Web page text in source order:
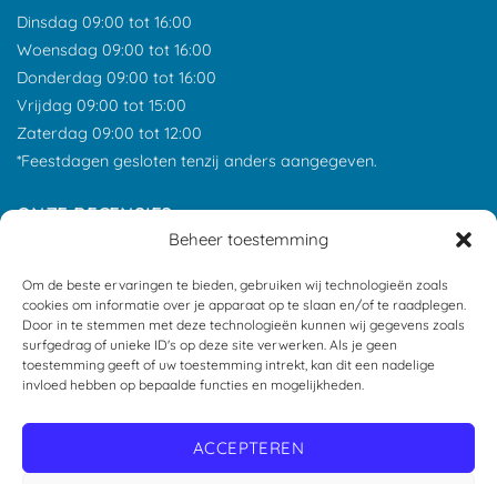
Beheer toestemming
Om de beste ervaringen te bieden, gebruiken wij technologieën zoals
cookies om informatie over je apparaat op te slaan en/of te raadplegen.
Door in te stemmen met deze technologieën kunnen wij gegevens zoals
surfgedrag of unieke ID's op deze site verwerken. Als je geen
toestemming geeft of uw toestemming intrekt, kan dit een nadelige
invloed hebben op bepaalde functies en mogelijkheden.
ACCEPTEREN
Dinsdag 09:00 tot 16:00
Woensdag 09:00 tot 16:00
Donderdag 09:00 tot 16:00
Vrijdag 09:00 tot 15:00
Zaterdag 09:00 tot 12:00
*Feestdagen gesloten tenzij anders aangegeven.
ONZE RECENSIES